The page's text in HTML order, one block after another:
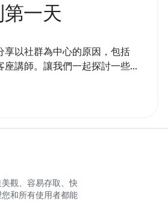
一天
享以社群為中心的原因，包括
座講師。讓我們一起探討一些...
觀、容易存取、快
和所有使用者都能